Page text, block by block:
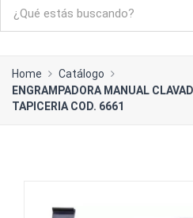
Home
Catálogo
ENGRAMPADORA MANUAL
TAPICERIA COD. 6661